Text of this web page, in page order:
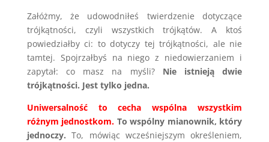
Załóżmy, że udowodniłeś twierdzenie dotyczące
trójkątności, czyli wszystkich trójkątów. A ktoś
powiedziałby ci: to dotyczy tej trójkątności, ale nie
tamtej. Spojrzałbyś na niego z niedowierzaniem i
zapytał: co masz na myśli? Nie istnieją dwie
trójkątności. Jest tylko jedna.
Uniwersalność to cecha wspólna wszystkim
różnym jednostkom. To wspólny mianownik, który
jednoczy.To, mówiąc wcześniejszym określeniem,